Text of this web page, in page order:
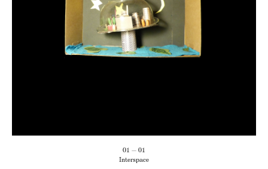
01 — 01
Interspace